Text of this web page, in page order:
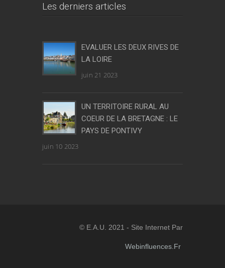
Les derniers articles
EVALUER LES DEUX RIVES DE
LA LOIRE
juin 21 2023
UN TERRITOIRE RURAL AU
COEUR DE LA BRETAGNE : LE
PAYS DE PONTIVY
juin 10 2023
© E.A.U. 2021 - Site Internet Par
Webinfluences.fr